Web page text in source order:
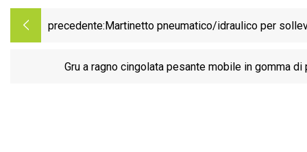
precedente:Martinetto pneumatico/idraulico per
Gru a ragno cingolata pesante mobile in gomma di